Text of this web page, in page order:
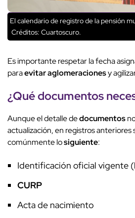
El calendario de registro de la pensión
Créditos: Cuartoscuro.
Es importante respetar la fecha
paraevitar aglomeracionesy
¿Qué documentos
Aunque el detalle dedocumentos
actualización, en registros anteriores
comúnmente losiguiente:
Identificación oficial vigente (
CURP
Acta de nacimiento